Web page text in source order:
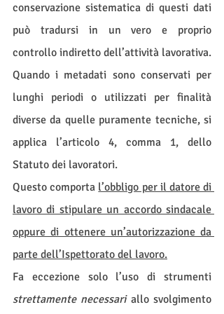
conservazione sistematica di questi dati
può tradursi in un vero e proprio
Quando i metadati sono conservati per
lunghi periodi o utilizzati per finalità
diverse da quelle puramente tecniche, si
applica l’articolo 4, comma 1, dello
Statuto dei lavoratori.
Questo comporta l’obbligo per il datore di
lavoro di stipulare un accordo sindacale
oppure di ottenere un’autorizzazione da
parte dell’Ispettorato del lavoro.
strettamente necessari allo svolgimento